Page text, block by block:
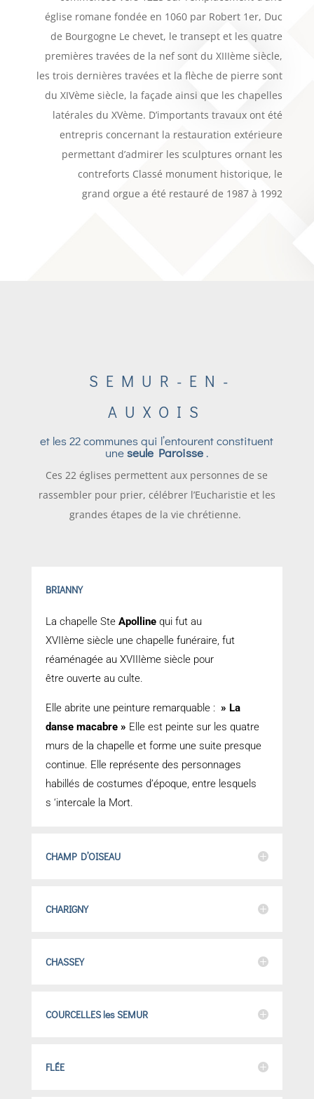
église romane fondée en 1060 par Robert 1er, Duc
de Bourgogne Le chevet, le transept et les quatre
premières travées de la nef sont du XIIIème siècle,
les trois dernières travées et la flèche de pierre sont
du XIVème siècle, la façade ainsi que les chapelles
latérales du XVème. D’importants travaux ont été
entrepris concernant la restauration extérieure
permettant d’admirer les sculptures ornant les
contreforts Classé monument historique, le
grand orgue a été restauré de 1987 à 1992
SEMUR-EN-
AUXOIS
et les 22 communes qui l’entourent constituent
uneseule Paroisse .
Ces 22 églises permettent aux personnes de se
rassembler pour prier, célébrer l’Eucharistie et les
grandes étapes de la vie chrétienne.
BRIANNY
La chapelle Ste Apollinequi fut au
XVIIème siècle une chapelle funéraire, fut
réaménagée au XVIIIème siècle pour
être ouverte au culte.
Elle abrite une peinture remarquable : » La
danse macabre » Elle est peinte sur les quatre
murs de la chapelle et forme une suite presque
continue. Elle représente des personnages
habillés de costumes d’époque, entre lesquels
s ‘intercale la Mort.
CHAMP D’OISEAU
CHARIGNY
CHASSEY
COURCELLES les SEMUR
FLÉE